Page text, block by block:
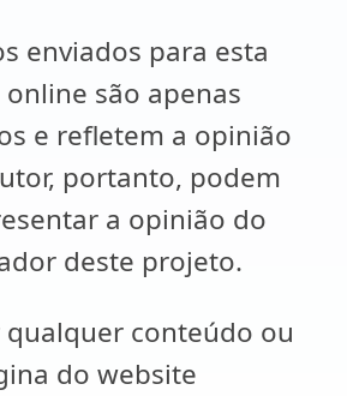
enviados para esta
online são apenas
e refletem a opinião
portanto, podem
a opinião do
deste projeto.
qualquer conteúdo ou
do website